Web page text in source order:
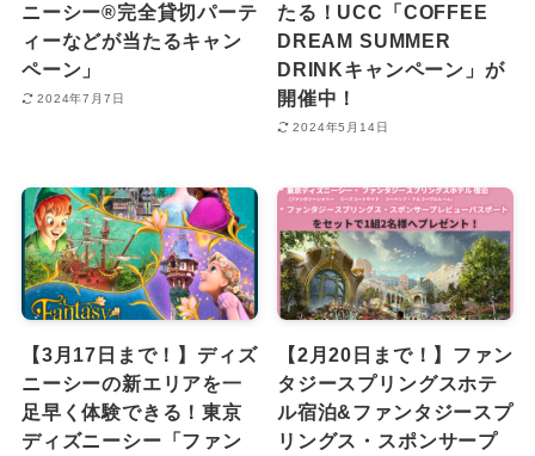
ニーシー®完全貸切パーテ
ィーなどが当たるキャン
ペーン」
2024年7月7日
たる！UCC「COFFEE
DREAM SUMMER
DRINKキャンペーン」が
開催中！
2024年5月14日
【3月17日まで！】ディズ
ニーシーの新エリアを一
足早く体験できる！東京
ディズニーシー「ファン
【2月20日まで！】ファン
タジースプリングスホテ
ル宿泊&ファンタジースプ
リングス・スポンサープ